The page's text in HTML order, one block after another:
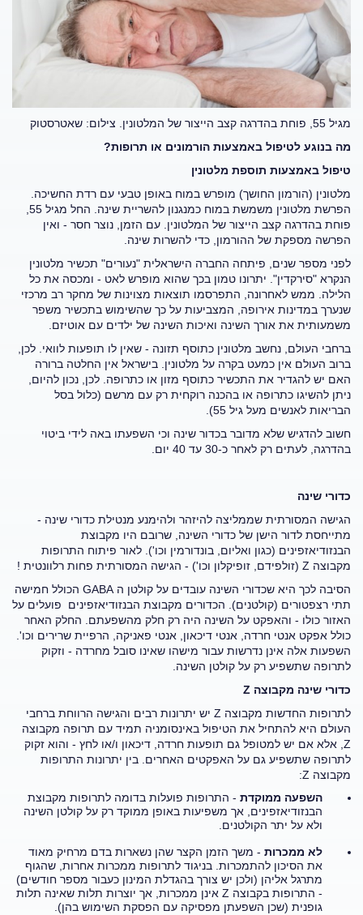
מגיל 55, פוחת בהדרגה קצב הייצור של המלטונין. צילום: שאטרסטוק
מה בנוגע לטיפול באמצעות הורמונים או תרופות?
טיפול באמצעות תוספת מלטונין
מלטונין (הורמון החושך) מופרש במוח באופן טבעי עם רדת החשיכה.
הפרשת מלטונין משמשת במוח כמנגנון להשריית שינה. החל מגיל 55,
פוחת בהדרגה קצב הייצור של המלטונין. עם הזמן, נוצר חסר - ואין
הפרשה מספקת של ההורמון, כדי להשרות שינה.
לפני מספר שנים, פיתחה החברה הישראלית "נעורים" תכשיר מלטונין
הנקרא "סירקדין". יתרונו טמון בכך שהוא מופרש לאט - ומכסה את כל
הלילה. ממש לאחרונה, התפרסמו תוצאות מצוינות של מחקר רב מרכזי
שנערך במדינות אירופה, המצביעות על כך שהשימוש בתכשיר משפר
משמעותית את אורך השינה ואיכות השינה של ילדים עם אוטיזם.
ברחבי העולם, נחשב מלטונין כתוסף תזונה - שאין לו תופעות לוואי. לכן,
ברוב העולם אין כמעט בקרה על מלטונין. בישראל אין החלטה ברורה
האם יש להגדיר את התכשיר כתוסף מזון או כתרופה. לכן, נכון להיום,
ניתן להשיגו כתרופה או בהכנה רוקחית רק עם מרשם (כלול בסל
הבריאות לאנשים מעל גיל 55).
חשוב להדגיש שלא מדובר בכדור שינה וכי השפעתו באה לידי ביטוי
בהדרגה, לעתים רק לאחר כ-30 עד 40 יום.
כדורי שינה
הגישה המסורתית שממליצה להיזהר ולהימנע מנטילת כדורי שינה -
מתייחסת לדור הישן של כדורי השינה, שרובם היו מקבוצת
הבנזודיאזפינים (כגון ואליום, בונדורמין וכו'). לאור פיתוח התרופות
מקבוצה Z (זולפידם, זופיקלון וכו') - הגישה המסורתית פחות רלוונטית !
הסיבה לכך היא שכדורי השינה עובדים על קולטן הGABA הכולל חמישה
תתי רצפטורים (קולטנים). הכדורים מקבוצת הבנזודיאזפינים פועלים על
האזור כולו - והאפקט על השינה היה רק חלק מהשפעתם. החלק האחר
כולל אפקט אנטי חרדה, אנטי דיכאון, אנטי פאניקה, הרפיית שרירים וכו'.
השפעות אלה אינן נדרשות עבור מישהו שאינו סובל מחרדה - וזקוק
לתרופה שתשפיע רק על קולטן השינה.
כדורי שינה מקבוצה Z
לתרופות החדשות מקבוצה Z יש יתרונות רבים והגישה הרווחת ברחבי
העולם היא להתחיל את הטיפול באינסומניה תמיד עם תרופה מקבוצה
Z, אלא אם יש למטופל גם תופעות חרדה, דיכאון ו/או לחץ - והוא זקוק
לתרופה שתשפיע גם על האפקטים האחרים. בין יתרונות התרופות
מקבוצה Z
:
השפעה ממוקדת - התרופות פועלות בדומה לתרופות מקבוצת
הבנזודיאזפינים, אך משפיעות באופן ממוקד רק על קולטן השינה
ולא על יתר הקולטנים.
לא ממכרות - משך הזמן הקצר שהן נשארות בדם מרחיק מאוד
את הסיכון להתמכרות. בניגוד לתרופות ממכרות אחרות, שהגוף
מתרגל אליהן (ולכן יש צורך בהגדלת המינון כעבור מספר חודשים)
- התרופות בקבוצה Z אינן ממכרות, אך יוצרות תלות שאינה תלות
גופנית (שכן השפעתן מפסיקה עם הפסקת השימוש בהן).